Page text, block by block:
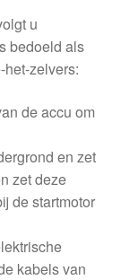
u
bedoeld als
zelvers:
de accu om
en zet
zet deze
de startmotor
kabels van